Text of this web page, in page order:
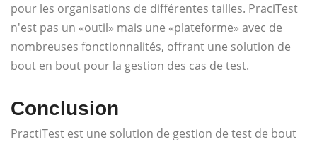
pour les organisations de différentes tailles. PraciTest
n'est pas un «outil» mais une «plateforme» avec de
nombreuses fonctionnalités, offrant une solution de
bout en bout pour la gestion des cas de test.
Conclusion
PractiTest est une solution de gestion de test de bout